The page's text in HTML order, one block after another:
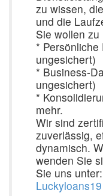
zu wissen,
und die
Sie wollen zu
*
ungesichert)
* Business-
ungesichert)
*
mehr.
Wir sind
zuverlässig,
dynamisch.
wenden Sie
Sie uns unter: